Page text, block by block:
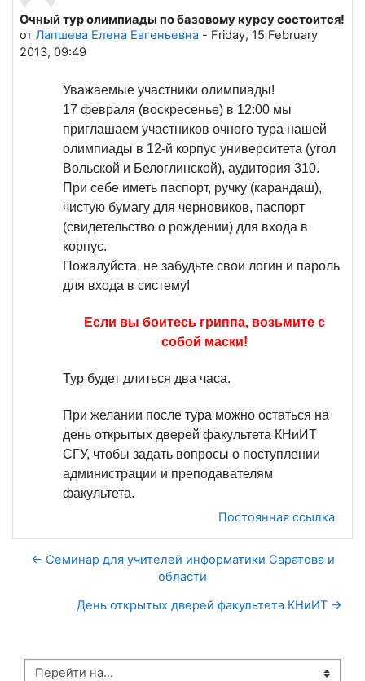
Очный тур олимпиады по базовому курсу состоится!
от Лапшева Елена Евгеньевна - Friday, 15 February
2013, 09:49
Количество ответов: 0
Уважаемые участники олимпиады!
17 февраля (воскресенье) в 12:00 мы
приглашаем участников очного тура нашей
олимпиады в 12-й корпус университета (угол
Вольской и Белоглинской), аудитория 310.
При себе иметь паспорт, ручку (карандаш),
чистую бумагу для черновиков, паспорт
(свидетельство о рождении) для входа в
корпус.
Пожалуйста, не забудьте свои логин и пароль
для входа в систему!
Если вы боитесь гриппа, возьмите с
собой маски!
Тур будет длиться два часа.
При желании после тура можно остаться на
день открытых дверей факультета КНиИТ
СГУ, чтобы задать вопросы о поступлении
администрации и преподавателям
факультета.
Постоянная ссылка
← Семинар для учителей информатики Саратова и
области
День открытых дверей факультета КНиИТ →